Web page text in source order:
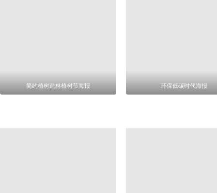
简约植树造林植树节海报 环保低碳时代海报